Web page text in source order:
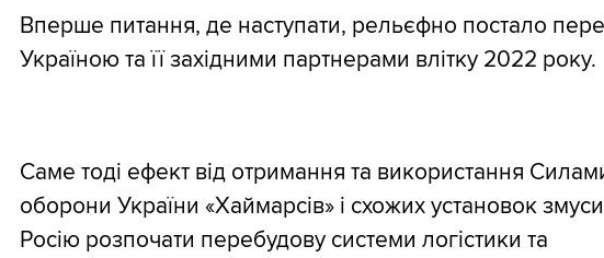
Вперше питання, де наступати, рельєфно постало
Україною та її західними партнерами влітку 2022 року.
Саме тоді ефект від отримання та використання
оборони України «Хаймарсів» і схожих установок
Росію розпочати перебудову системи логістики та